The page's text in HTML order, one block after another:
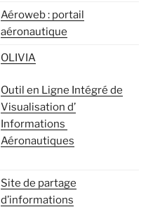
Aéroweb : portail
aéronautique
OLIVIA
Outil en Ligne Intégré de
Visualisation d’
Informations
Aéronautiques
Site de partage
d’informations